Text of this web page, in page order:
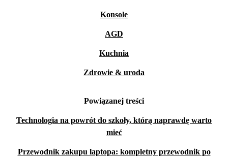
Konsole
AGD
Kuchnia
Zdrowie & uroda
Powiązanej treści
Technologia na powrót do szkoły, którą naprawdę warto
mieć
Przewodnik zakupu laptopa: kompletny przewodnik po